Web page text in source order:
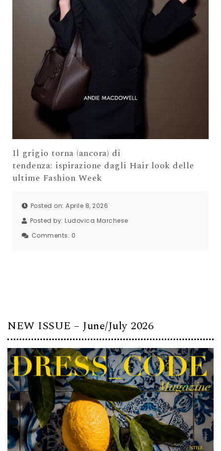
Il grigio torna (ancora) di
tendenza: ispirazione dagli Hair look delle
ultime Fashion Week
Posted on: Aprile 8, 2026
Posted by: Ludovica Marchese
Comments: 0
NEW ISSUE – June/July 2026